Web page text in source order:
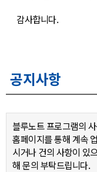
감사합니다.
공지사항
블루노트 프로그램의
홈페이지를 통해 계속
시거나 건의 사항이
해 문의 부탁드립니다.